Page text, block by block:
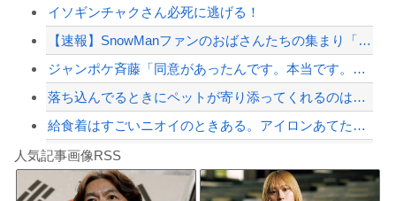
【緊急速報】NYで警官が黒人男性の首を絞め、暴動第二波不可避へ
Powered by livedoor 相互RSS
イソギンチャクさん必死に逃げる！
【速報】SnowManファンのおばさんたちの集まり「Snow Woman」、ライ...
ジャンポケ斉藤「同意があったんです。本当です。信じて下さい」 ←何でこの主張が通...
落ち込んでるときにペットが寄り添ってくれるのは本当になぐさめようとしてるの？
給食着はすごいニオイのときある。アイロンあてたときにむせ込むほどにクッッッサ！っ...
【動画】高速道路を走行中の車からリアガラスが飛んでくる事故(ﾟoﾟ)
人気記事画像RSS